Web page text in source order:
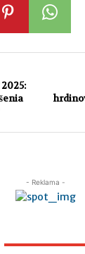
- Reklama -